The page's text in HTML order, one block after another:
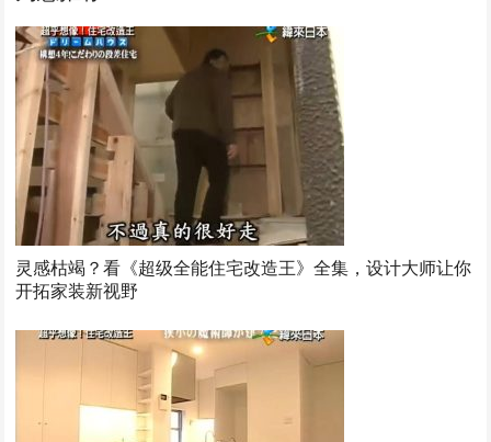
灵感枯竭？看《超级全能住宅改造王》全集，设计大师让你
开拓家装新视野